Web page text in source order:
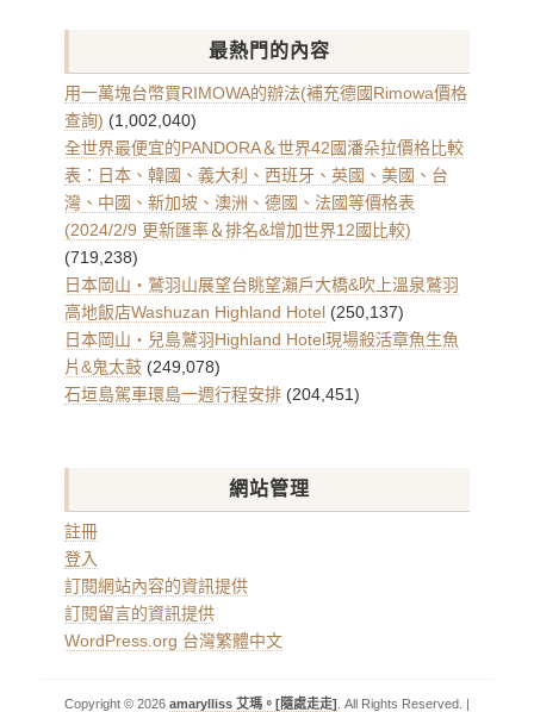
章
整
最熱門的內容
用一萬塊台幣買RIMOWA的辦法(補充德國Rimowa價格
查詢) (1,002,040)
全世界最便宜的PANDORA＆世界42國潘朵拉價格比較
表：日本、韓國、義大利、西班牙、英國、美國、台
灣、中國、新加坡、澳洲、德國、法國等價格表
(2024/2/9 更新匯率＆排名&增加世界12國比較)
(719,238)
日本岡山・鷲羽山展望台眺望瀨戶大橋&吹上溫泉鷲羽
高地飯店Washuzan Highland Hotel (250,137)
日本岡山・兒島鷲羽Highland Hotel現場殺活章魚生魚
片&鬼太鼓 (249,078)
石垣島駕車環島一週行程安排 (204,451)
網站管理
註冊
登入
訂閱網站內容的資訊提供
訂閱留言的資訊提供
WordPress.org 台灣繁體中文
Copyright © 2026 amarylliss 艾瑪。[隨處走走] . All Rights Reserved. |